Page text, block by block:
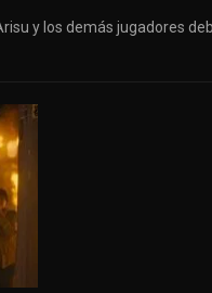
y los demás jugadores